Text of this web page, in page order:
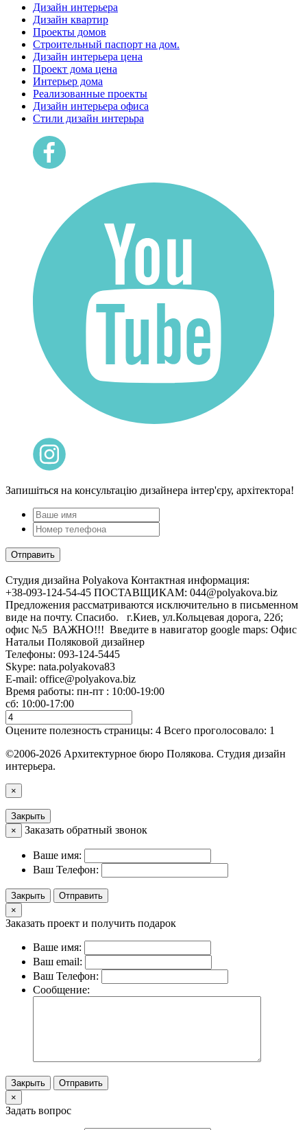
Дизайн интерьера
Дизайн квартир
Проекты домов
Строительный паспорт на дом.
Дизайн интерьера цена
Проект дома цена
Интерьер дома
Реализованные проекты
Дизайн интерьера офиса
Cтили дизайн интерьра
Запишіться на консультацію дизайнера інтер'єру, архітектора!
Cтудия дизайна Polyakova Контактная информация:
+38-093-124-54-45 ПОСТАВЩИКАМ: 044@polyakova.biz
Предложения рассматриваются исключительно в письменном
виде на почту. Спасибо. г.Киев, ул.Кольцевая дорога, 22б;
офис №5 ВАЖНО!!! Введите в навигатор google maps: Офис
Натальи Поляковой дизайнер
Телефоны: 093-124-5445
Skype: nata.polyakova83
E-mail: office@polyakova.biz
Время работы: пн-пт : 10:00-19:00
сб: 10:00-17:00
Оцените полезность страницы: 4 Всего проголосовало: 1
©2006-2026 Архитектурное бюро Полякова. Студия дизайн
интерьера.
×
Закрыть
×
Заказать обратный звонок
Ваше имя:
Ваш Телефон:
Закрыть
Отправить
×
Заказать проект и получить подарок
Ваше имя:
Ваш email:
Ваш Телефон:
Сообщение:
Закрыть
Отправить
×
Задать вопрос